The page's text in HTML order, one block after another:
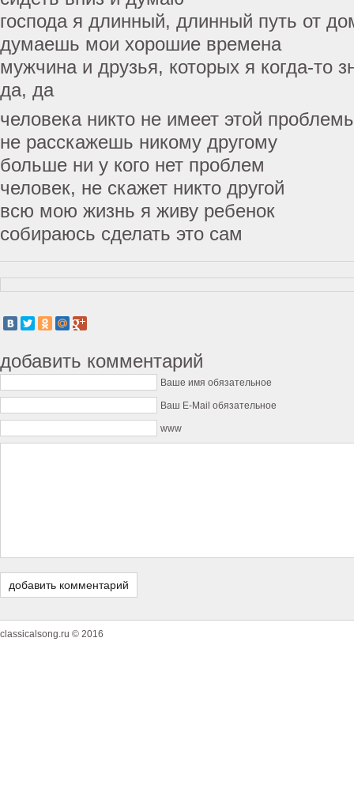
господа я длинный, длинный путь от
думаешь мои хорошие времена
мужчина и друзья, которых я когда-то
да, да
человека никто не имеет этой
не расскажешь никому другому
больше ни у кого нет проблем
человек, не скажет никто другой
всю мою жизнь я живу ребенок
собираюсь сделать это сам
добавить комментарий
Ваше имя обязательное
Ваш E-Mail обязательное
www
classicalsong.ru © 2016